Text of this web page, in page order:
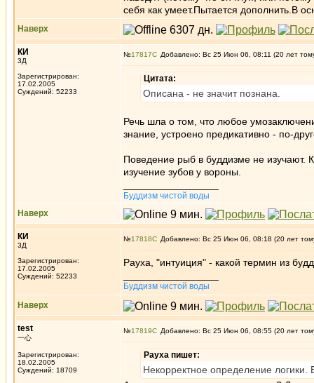
себя как умеет.Пытается дополнить.В
Наверх
КИ
3Д
Зарегистрирован:
17.02.2005
Суждений: 52233
№17817 Добавлено: Вс 25 Июн 06, 08:11 (20 лет
Цитата:
Описана - не значит познана.
Речь шла о том, что любое
знание, устроено предикативно - по-
Поведение рыб в буддизме не изучают.
изучение зубов у вороны.
Буддизм чистой воды
Наверх
КИ
3Д
Зарегистрирован:
17.02.2005
Суждений: 52233
№17818 Добавлено: Вс 25 Июн 06, 08:18 (20 лет
Рауха, "интуиция" - какой термин из
Буддизм чистой воды
Наверх
test
一心
Зарегистрирован:
18.02.2005
Суждений: 18709
№17819 Добавлено: Вс 25 Июн 06, 08:55 (20 лет
Рауха пишет:
Некорректное определение